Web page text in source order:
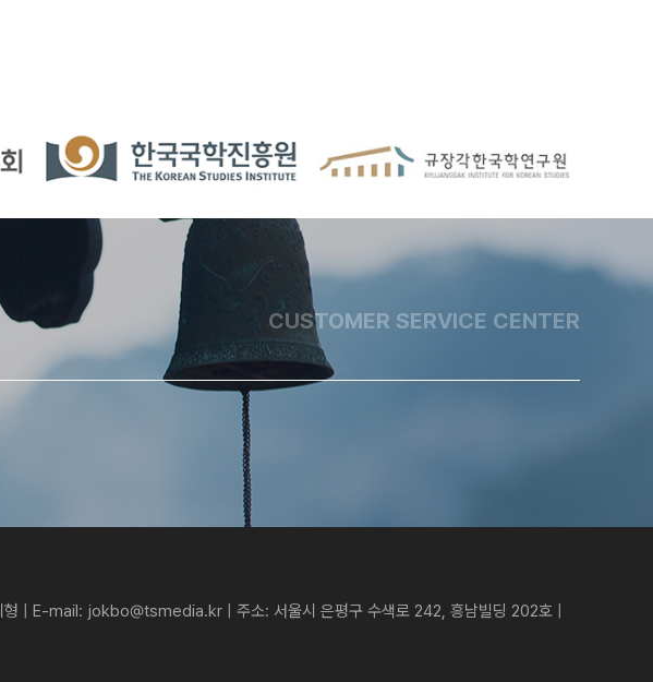
CUSTOMER SERVICE CENTER
형 | E-mail: jokbo@tsmedia.kr |주소: 서울시 은평구 수색로 242, 흥남빌딩 202호 |